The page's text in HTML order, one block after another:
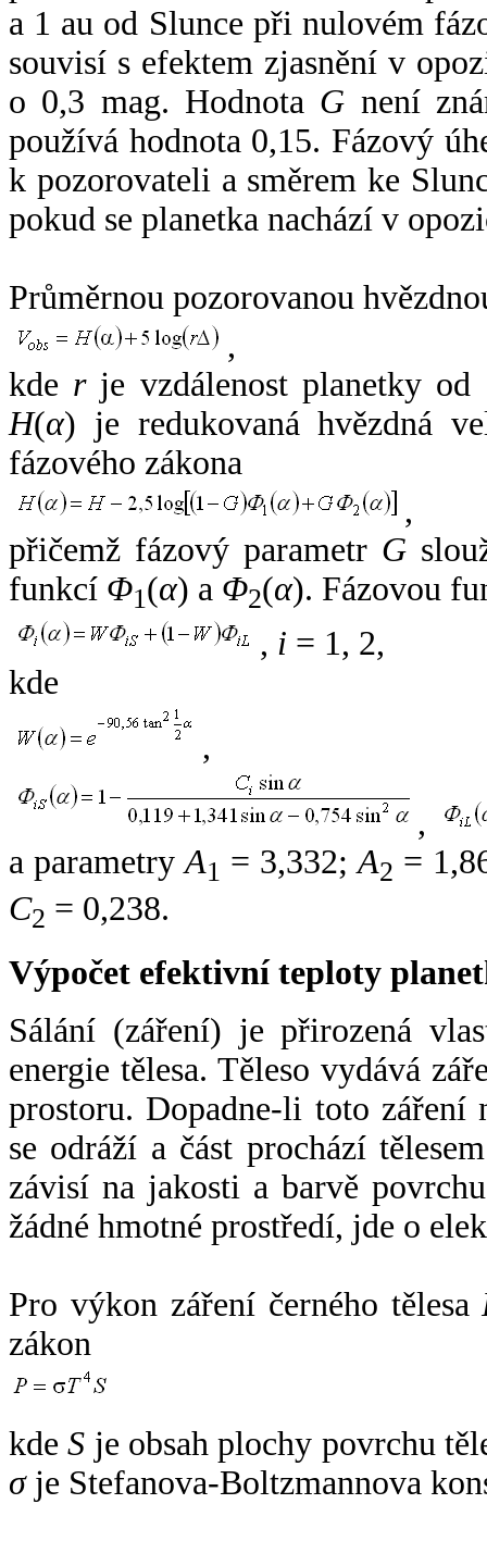
a 1 au od Slunce při nulovém
souvisí s efektem zjasnění v
o 0,3 mag. Hodnota G není
používá hodnota 0,15. Fázový
k pozorovateli a směrem ke
pokud se planetka nachází v
Průměrnou pozorovanou
,
kde rje vzdálenost planetky od
H(α) je redukovaná hvězdná
fázového zákona
,
přičemž fázový parametr G
funkcí Φ1(α) a Φ2(α). Fázovou
, i = 1, 2,
kde
,
,
a parametryA1 = 3,332;A2 =
C2 = 0,238.
Výpočet efektivní teploty
Sálání (záření) je přirozená
energie tělesa. Těleso vydává
prostoru. Dopadne-li toto záření
se odráží a část prochází
závisí na jakosti a barvě
žádné hmotné prostředí, jde o
Pro výkon záření černého tělesa
zákon
kdeS je obsah plochy povrchu
σje Stefanova-Boltzmannova